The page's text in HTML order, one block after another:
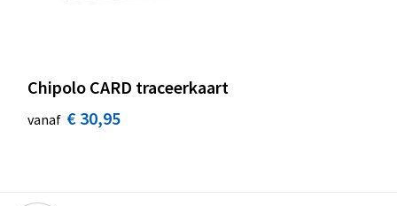
Chipolo CARD traceerkaart
vanaf € 30,95